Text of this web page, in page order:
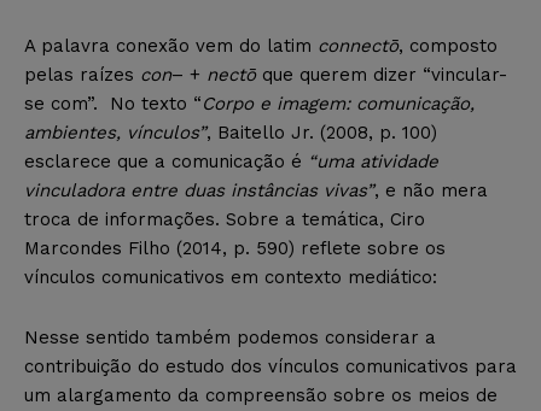
A palavra conexão vem do latim connectō, composto
pelas raízes con– +‎ nectō que querem dizer “vincular-
se com”. No texto “Corpo e imagem: comunicação,
ambientes, vínculos”, Baitello Jr. (2008, p. 100)
esclarece que a comunicação é “uma atividade
vinculadora entre duas instâncias vivas”, e não mera
troca de informações. Sobre a temática, Ciro
Marcondes Filho (2014, p. 590) reflete sobre os
vínculos comunicativos em contexto mediático:
Nesse sentido também podemos considerar a
contribuição do estudo dos vínculos comunicativos para
um alargamento da compreensão sobre os meios de